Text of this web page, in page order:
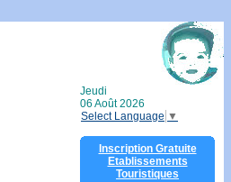
Jeudi
06 Août 2026
Select Language ▼
Inscription Gratuite
Etablissements
Touristiques